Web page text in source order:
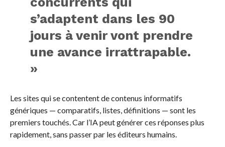
s’adaptent dans les 90
jours à venir vont prendre
une avance irrattrapable.
»
Les sites qui se contentent de contenus informatifs
génériques — comparatifs, listes, définitions — sont les
premiers touchés. Car l’IA peut générer ces réponses plus
rapidement, sans passer par les éditeurs humains.